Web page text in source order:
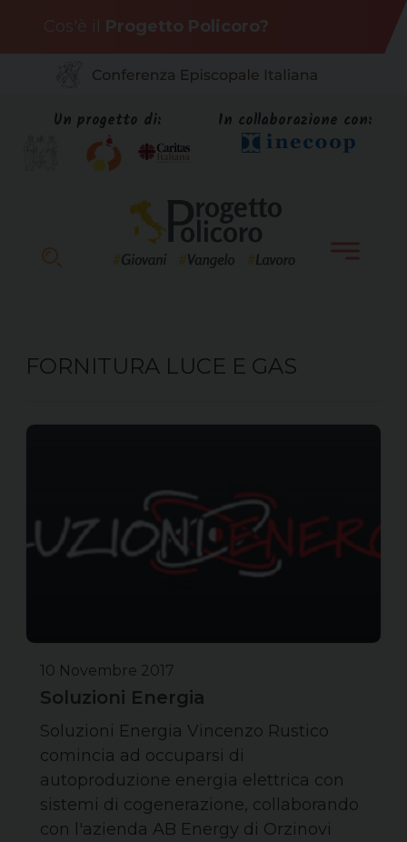
content
Cos'è il Progetto Policoro?
Un progetto di: In collaborazione con:
FORNITURA LUCE E GAS
10 Novembre 2017
Soluzioni Energia
Soluzioni Energia Vincenzo Rustico
comincia ad occuparsi di
autoproduzione energia elettrica con
sistemi di cogenerazione, collaborando
con l'azienda AB Energy di Orzinovi